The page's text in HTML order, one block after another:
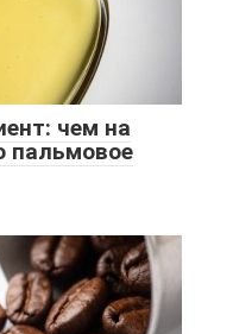
чем на
пальмовое